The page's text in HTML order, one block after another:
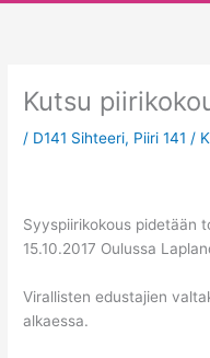
Kutsu
/ D141 Sihteeri, Piiri 141 /
Syyspiirikokous pidetään
15.10.2017 Oulussa
Virallisten edustajien
alkaessa.